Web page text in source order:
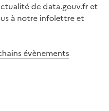
de data.gouv.fr et
à notre infolettre et
évènements